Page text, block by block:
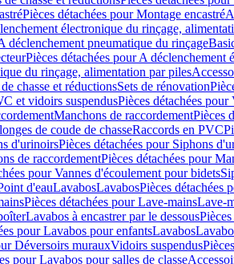
Pièces détachées pour Montage encastré
électronique du rinçage,
déclenchement pneumatique du rinçage
Pièces détachées pour A
du rinçage, alimentation par piles
chasse et réductionsSets de rénovation
et vidoirs suspendusPièces détachées
Manchons de raccordementPièces
de coude de chasseRaccords en PVC
d'urinoirsPièces détachées pour Siphons
de raccordementPièces détachées pour
pour Vannes d'écoulement pour bidets
d'eauLavabosLavabosPièces détachées
Pièces détachées pour Lave-mainsLave-
Lavabos à encastrer par le dessous
pour Lavabos pour enfantsLavabos
Déversoirs murauxVidoirs suspendus
pour Lavabos pour salles de classe